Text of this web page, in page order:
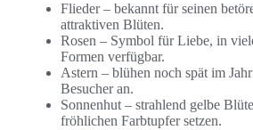
Flieder – bekannt für seinen
attraktiven Blüten.
Rosen – Symbol für Liebe, in
Formen verfügbar.
Astern – blühen noch spät im
Besucher an.
Sonnenhut – strahlend gelbe
fröhlichen Farbtupfer setzen.